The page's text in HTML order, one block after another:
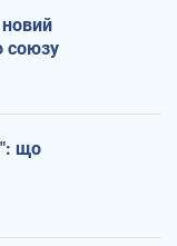
союзу
що